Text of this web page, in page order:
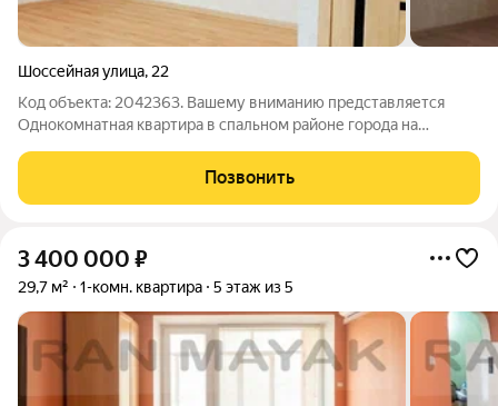
Шоссейная улица, 22
Код объекта: 2042363. Вашему вниманию представляется
Однокомнатная квартира в спальном районе города на
дома. Большой светлый зал с выходом на лоджу. Кухня после
косметического ремонта. Санузел
Позвонить
3 400 000 ₽
29,7 м² 1-комн. квартира 5 этаж из 5